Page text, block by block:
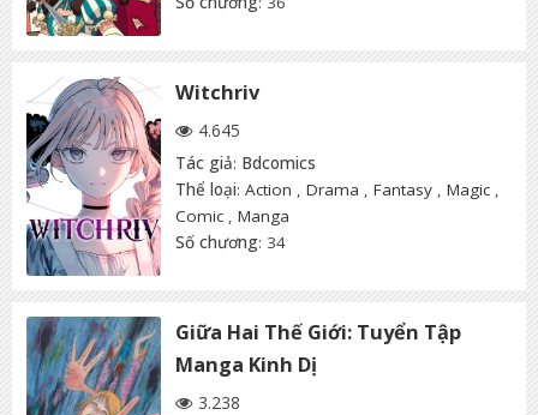
Witchriv
4.645
Tác giả: Bdcomics
Thể loại: Action , Drama , Fantasy , Magic ,
Comic , Manga
Số chương: 34
Giữa Hai Thế Giới: Tuyển Tập
Manga Kinh Dị
3.238